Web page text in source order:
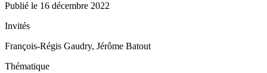
Publié le 16 décembre 2022
Invités
François-Régis Gaudry, Jérôme Batout
Thématique